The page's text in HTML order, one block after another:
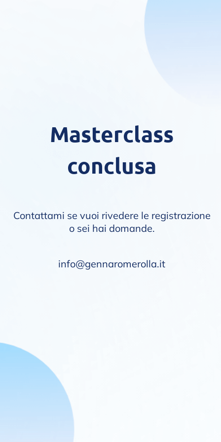
Masterclass
conclusa
Contattami se vuoi rivedere le registrazione
o sei hai domande.
info@gennaromerolla.it